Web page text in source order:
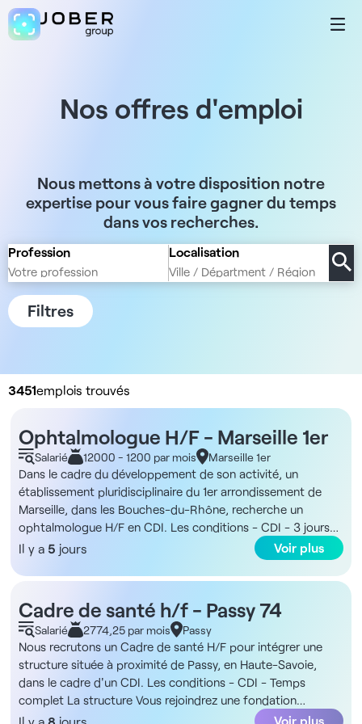
Nos offres d'emploi
Nous mettons à votre disposition notre
expertise pour vous faire gagner du temps
dans vos recherches.
Profession Localisation
Filtres
3451emplois trouvés
Ophtalmologue H/F - Marseille 1er
Salarié 12000 - 1200 par mois Marseille 1er
Dans le cadre du développement de son activité, un
établissement pluridisciplinaire du 1er arrondissement de
Marseille, dans les Bouches-du-Rhône, recherche un
ophtalmologue H/F en CDI. Les conditions - CDI - 3 jours
par semaine - Planning flexible La structure Vous exercerez
au sein d'un groupe de santé implanté sur deux sites situés
dans le 1er arrondissement de Marseille, regroupant environ
est pleinement pluridisciplinaire avec des pôles dédiés à la
radiologie, à la dermatologie, à la gynécologie et à la
psychiatrie, ainsi qu'un plateau ophtalmologique
opérationnel. Le positionnement central facilite l'accès par
les transports en commun et l'environnement offre de
nombreuses commodités pour vos consultations. La
Voir plus
Il y a 5 jours
Cadre de santé h/f - Passy 74
Salarié 2774,25 par mois Passy
Nous recrutons un Cadre de santé H/F pour intégrer une
structure située à proximité de Passy, en Haute-Savoie,
dans le cadre d'un CDI. Les conditions - CDI - Temps
complet La structure Vous rejoindrez une fondation
reconnue d'utilité publique implantée principalement en
Voir plus
Il y a 8 jours